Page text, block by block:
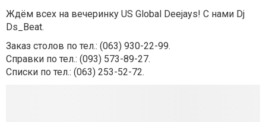
Ждём всех на вечеринку US Global Deejays! С нами Dj
Ds_Beat.
Заказ столов по тел.: (063) 930-22-99.
Справки по тел.: (093) 573-89-27.
Списки по тел.: (063) 253-52-72.